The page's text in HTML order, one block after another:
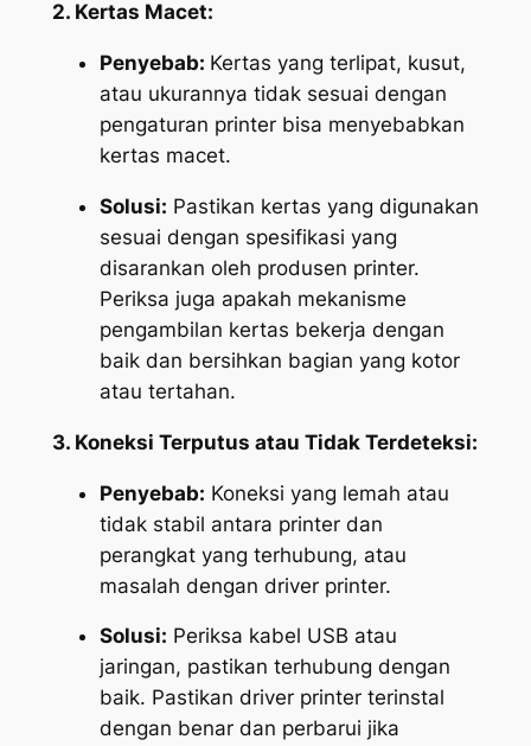
2. Kertas Macet:
Penyebab: Kertas yang terlipat, kusut,
atau ukurannya tidak sesuai dengan
pengaturan printer bisa menyebabkan
kertas macet.
Solusi: Pastikan kertas yang digunakan
sesuai dengan spesifikasi yang
disarankan oleh produsen printer.
Periksa juga apakah mekanisme
pengambilan kertas bekerja dengan
baik dan bersihkan bagian yang kotor
atau tertahan.
3. Koneksi Terputus atau Tidak Terdeteksi:
Penyebab: Koneksi yang lemah atau
tidak stabil antara printer dan
perangkat yang terhubung, atau
masalah dengan driver printer.
Solusi: Periksa kabel USB atau
jaringan, pastikan terhubung dengan
baik. Pastikan driver printer terinstal
dengan benar dan perbarui jika